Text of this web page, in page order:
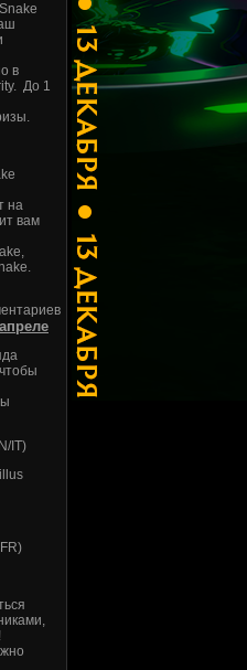
в
До 1
на
вам
IT)